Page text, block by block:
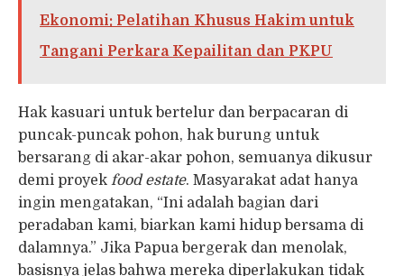
Ekonomi: Pelatihan Khusus Hakim untuk
Tangani Perkara Kepailitan dan PKPU
Hak kasuari untuk bertelur dan berpacaran di
puncak-puncak pohon, hak burung untuk
bersarang di akar-akar pohon, semuanya dikusur
demi proyek food estate. Masyarakat adat hanya
ingin mengatakan, “Ini adalah bagian dari
peradaban kami, biarkan kami hidup bersama di
dalamnya.” Jika Papua bergerak dan menolak,
basisnya jelas bahwa mereka diperlakukan tidak